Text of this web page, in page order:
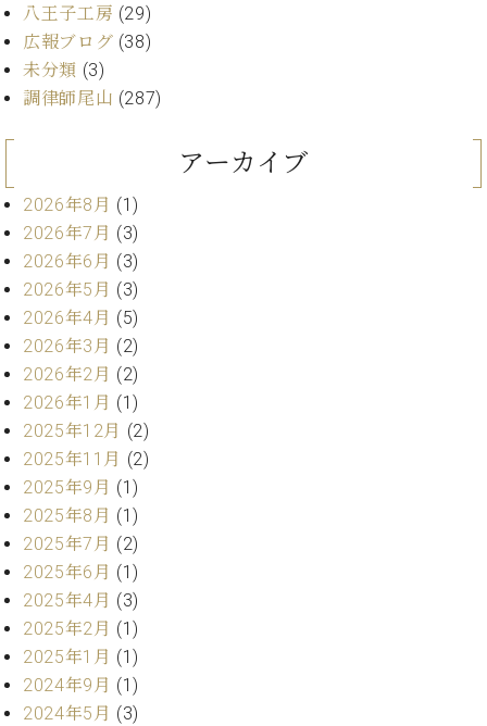
レ
ジ
デ
ン
ス
ヒ
シ
ュ
タ
イ
コ
ン
サ
ー
ト
グ
ラ
ン
ド
ピ
ア
ノ
C.
ベ
ヒ
番
号
弾
く
前
に
シ
イ
ン・
シ
ュ
ー
入
実
績
ホ
ー
ル・
タ
ジ
オ
ー
ン
コ
ッ
ス
ン
イ
ベ
ト
代
理
店
主
催
イ
ン
ト
コ
ロ
ン・
調
方
ま
で
大
歓
ン・
シュ
ーレ
音楽
教室
ベ
シ
ュ
タ
ン
・
セ
ン
ト
ラ
ム
案
内
お
問
合
せ
八王子工房 (29)
広報ブログ (38)
未分類 (3)
調律師尾山 (287)
アーカイブ
2026年8月 (1)
2026年7月 (3)
2026年6月 (3)
2026年5月 (3)
2026年4月 (5)
2026年3月 (2)
2026年2月 (2)
2026年1月 (1)
2025年12月 (2)
2025年11月 (2)
2025年9月 (1)
2025年8月 (1)
2025年7月 (2)
2025年6月 (1)
2025年4月 (3)
2025年2月 (1)
2025年1月 (1)
2024年9月 (1)
2024年5月 (3)